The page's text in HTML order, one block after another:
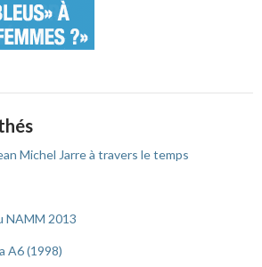
Michel Jarre à travers le temps
NAMM 2013
A6 (1998)